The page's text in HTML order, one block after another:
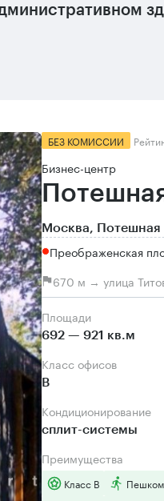
БЕЗ КОМИССИИ
Бизнес-центр
Москва, Потешная
Преображенская
670 м → улица
Площади
692 — 921 кв.м
Класс офисов
B
Кондиционирование
сплит-системы
Преимущества
Класс B